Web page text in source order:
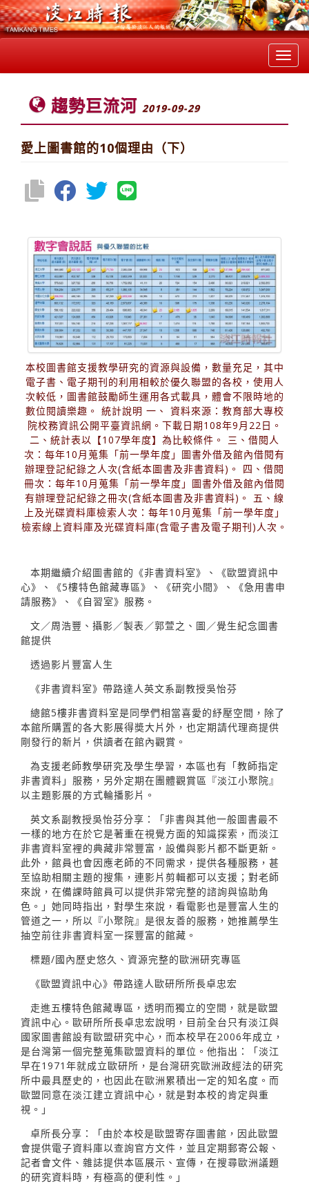
趨勢巨流河 2019-09-29
愛上圖書館的10個理由（下）
本校圖書館支援教學研究的資源與設備，數量充足，其中
電子書、電子期刊的利用相較於優久聯盟的各校，使用人
次較低，圖書館鼓勵師生運用各式載具，體會不限時地的
數位閱讀樂趣。 統計說明 一、 資料來源：教育部大專校
院校務資訊公開平臺資訊網。下載日期108年9月22日。
二、統計表以【107學年度】為比較條件。 三、借閱人
次：每年10月蒐集「前一學年度」圖書外借及館內借閱有
辦理登記紀錄之人次(含紙本圖書及非書資料)。 四、借閱
冊次：每年10月蒐集「前一學年度」圖書外借及館內借閱
有辦理登記紀錄之冊次(含紙本圖書及非書資料)。 五、線
上及光碟資料庫檢索人次：每年10月蒐集「前一學年度」
檢索線上資料庫及光碟資料庫(含電子書及電子期刊)人次。
本期繼續介紹圖書館的《非書資料室》、《歐盟資訊中
心》、《5樓特色館藏專區》、《研究小間》、《急用書申
請服務》、《自習室》服務。
文／周浩豐、攝影／製表／郭萱之、圖／覺生紀念圖書
館提供
透過影片豐富人生
《非書資料室》帶路達人英文系副教授吳怡芬
總館5樓非書資料室是同學們相當喜愛的紓壓空間，除了
本館所購置的各大影展得奬大片外，也定期請代理商提供
剛發行的新片，供讀者在館內觀賞。
為支援老師教學研究及學生學習，本區也有「教師指定
非書資料」服務，另外定期在團體觀賞區『淡江小聚院』
以主題影展的方式輪播影片。
英文系副教授吳怡芬分享：「非書與其他一般圖書最不
一樣的地方在於它是著重在視覺方面的知識探索，而淡江
非書資料室裡的典藏非常豐富，設備與影片都不斷更新。
此外，館員也會因應老師的不同需求，提供各種服務，甚
至協助相關主題的搜集，連影片剪輯都可以支援；對老師
來說，在備課時館員可以提供非常完整的諮詢與協助角
色。」她同時指出，對學生來說，看電影也是豐富人生的
管道之一，所以『小聚院』是很友善的服務，她推薦學生
抽空前往非書資料室一探豐富的館藏。
標題/國內歷史悠久、資源完整的歐洲研究專區
《歐盟資訊中心》帶路達人歐研所所長卓忠宏
走進五樓特色館藏專區，透明而獨立的空間，就是歐盟
資訊中心。歐研所所長卓忠宏說明，目前全台只有淡江與
國家圖書館設有歐盟研究中心，而本校早在2006年成立，
是台灣第一個完整蒐集歐盟資料的單位。他指出：「淡江
早在1971年就成立歐研所，是台灣研究歐洲政經法的研究
所中最具歷史的，也因此在歐洲累積出一定的知名度。而
歐盟同意在淡江建立資訊中心，就是對本校的肯定與重
視。」
卓所長分享：「由於本校是歐盟寄存圖書館，因此歐盟
會提供電子資料庫以查詢官方文件，並且定期郵寄公報、
記者會文件、雜誌提供本區展示、宣傳，在搜尋歐洲議題
的研究資料時，有極高的便利性。」